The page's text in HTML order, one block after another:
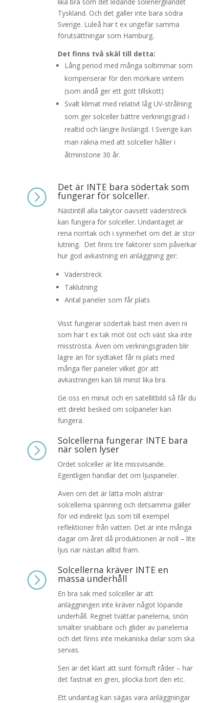
Tyskland. Och det gäller inte bara södra
Sverige. Luleå har t ex ungefär samma
förutsättningar som Hamburg.
Det finns två skäl till detta:
Lång period med många soltimmar som
kompenserar för den mörkare vintern
(som ändå ger ett gott tillskott)
Svalt klimat med relativt låg UV-strålning
som ger solceller bättre verkningsgrad i
realtid och längre livslängd. I Sverige kan
man räkna med att solceller håller i
åtminstone 30 år.
= Det är INTE bara södertak som
fungerar för solceller.
Nästintill alla takytor oavsett väderstreck
kan fungera för solceller. Undantaget är
rena norrtak och i synnerhet om det är stor
lutning. Det finns tre faktorer som påverkar
hur god avkastning en anläggning ger:
Väderstreck
Taklutning
Antal paneler som får plats
Visst fungerar södertak bäst men även ni
som har t ex tak mot öst och väst ska inte
misströsta. Även om verkningsgraden blir
lägre än för sydtaket får ni plats med
många fler paneler vilket gör att
avkastningen kan bli minst lika bra.
Ge oss en minut och en satellitbild så får du
ett direkt besked om solpaneler kan
fungera.
= Solcellerna fungerar INTE bara
när solen lyser
Ordet solceller är lite missvisande.
Egentligen handlar det om ljuspaneler.
Även om det är lätta moln alstrar
solcellerna spänning och detsamma gäller
för vid indirekt ljus som till exempel
reflektioner från vatten. Det är inte många
dagar om året då produktionen är noll – lite
ljus när nästan alltid fram.
= Solcellerna kräver INTE en
massa underhåll
En bra sak med solceller är att
anläggningen inte kräver något löpande
underhåll. Regnet tvättar panelerna, snön
smälter snabbare och glider av panelerna
och det finns inte mekaniska delar som ska
servas.
Sen är det klart att sunt förnuft råder – har
det fastnat en gren, plocka bort den etc.
Ett undantag kan sägas vara anläggningar